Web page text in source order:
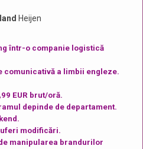
Heijen
într-o companie logistică
comunicativă a limbii engleze.
EUR brut/oră.
depinde de departament.
modificări.
manipularea brandurilor